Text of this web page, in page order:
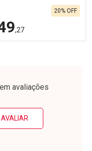
,27
20% OFF
Menos
avaliações